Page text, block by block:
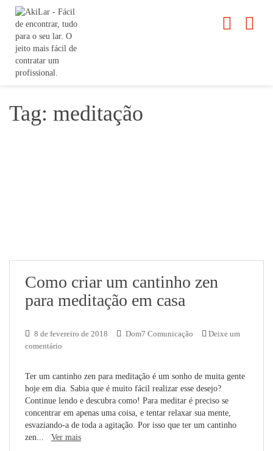
Tag: meditação
Como criar um cantinho zen
para meditação em casa
8 de fevereiro de 2018 Dom7 Comunicação
Deixe um
comentário
Ter um cantinho zen para meditação é um sonho de muita gente
hoje em dia. Sabia que é muito fácil realizar esse desejo?
Continue lendo e descubra como! Para meditar é preciso se
concentrar em apenas uma coisa, e tentar relaxar sua mente,
esvaziando-a de toda a agitação. Por isso que ter um cantinho
zen... Ver mais